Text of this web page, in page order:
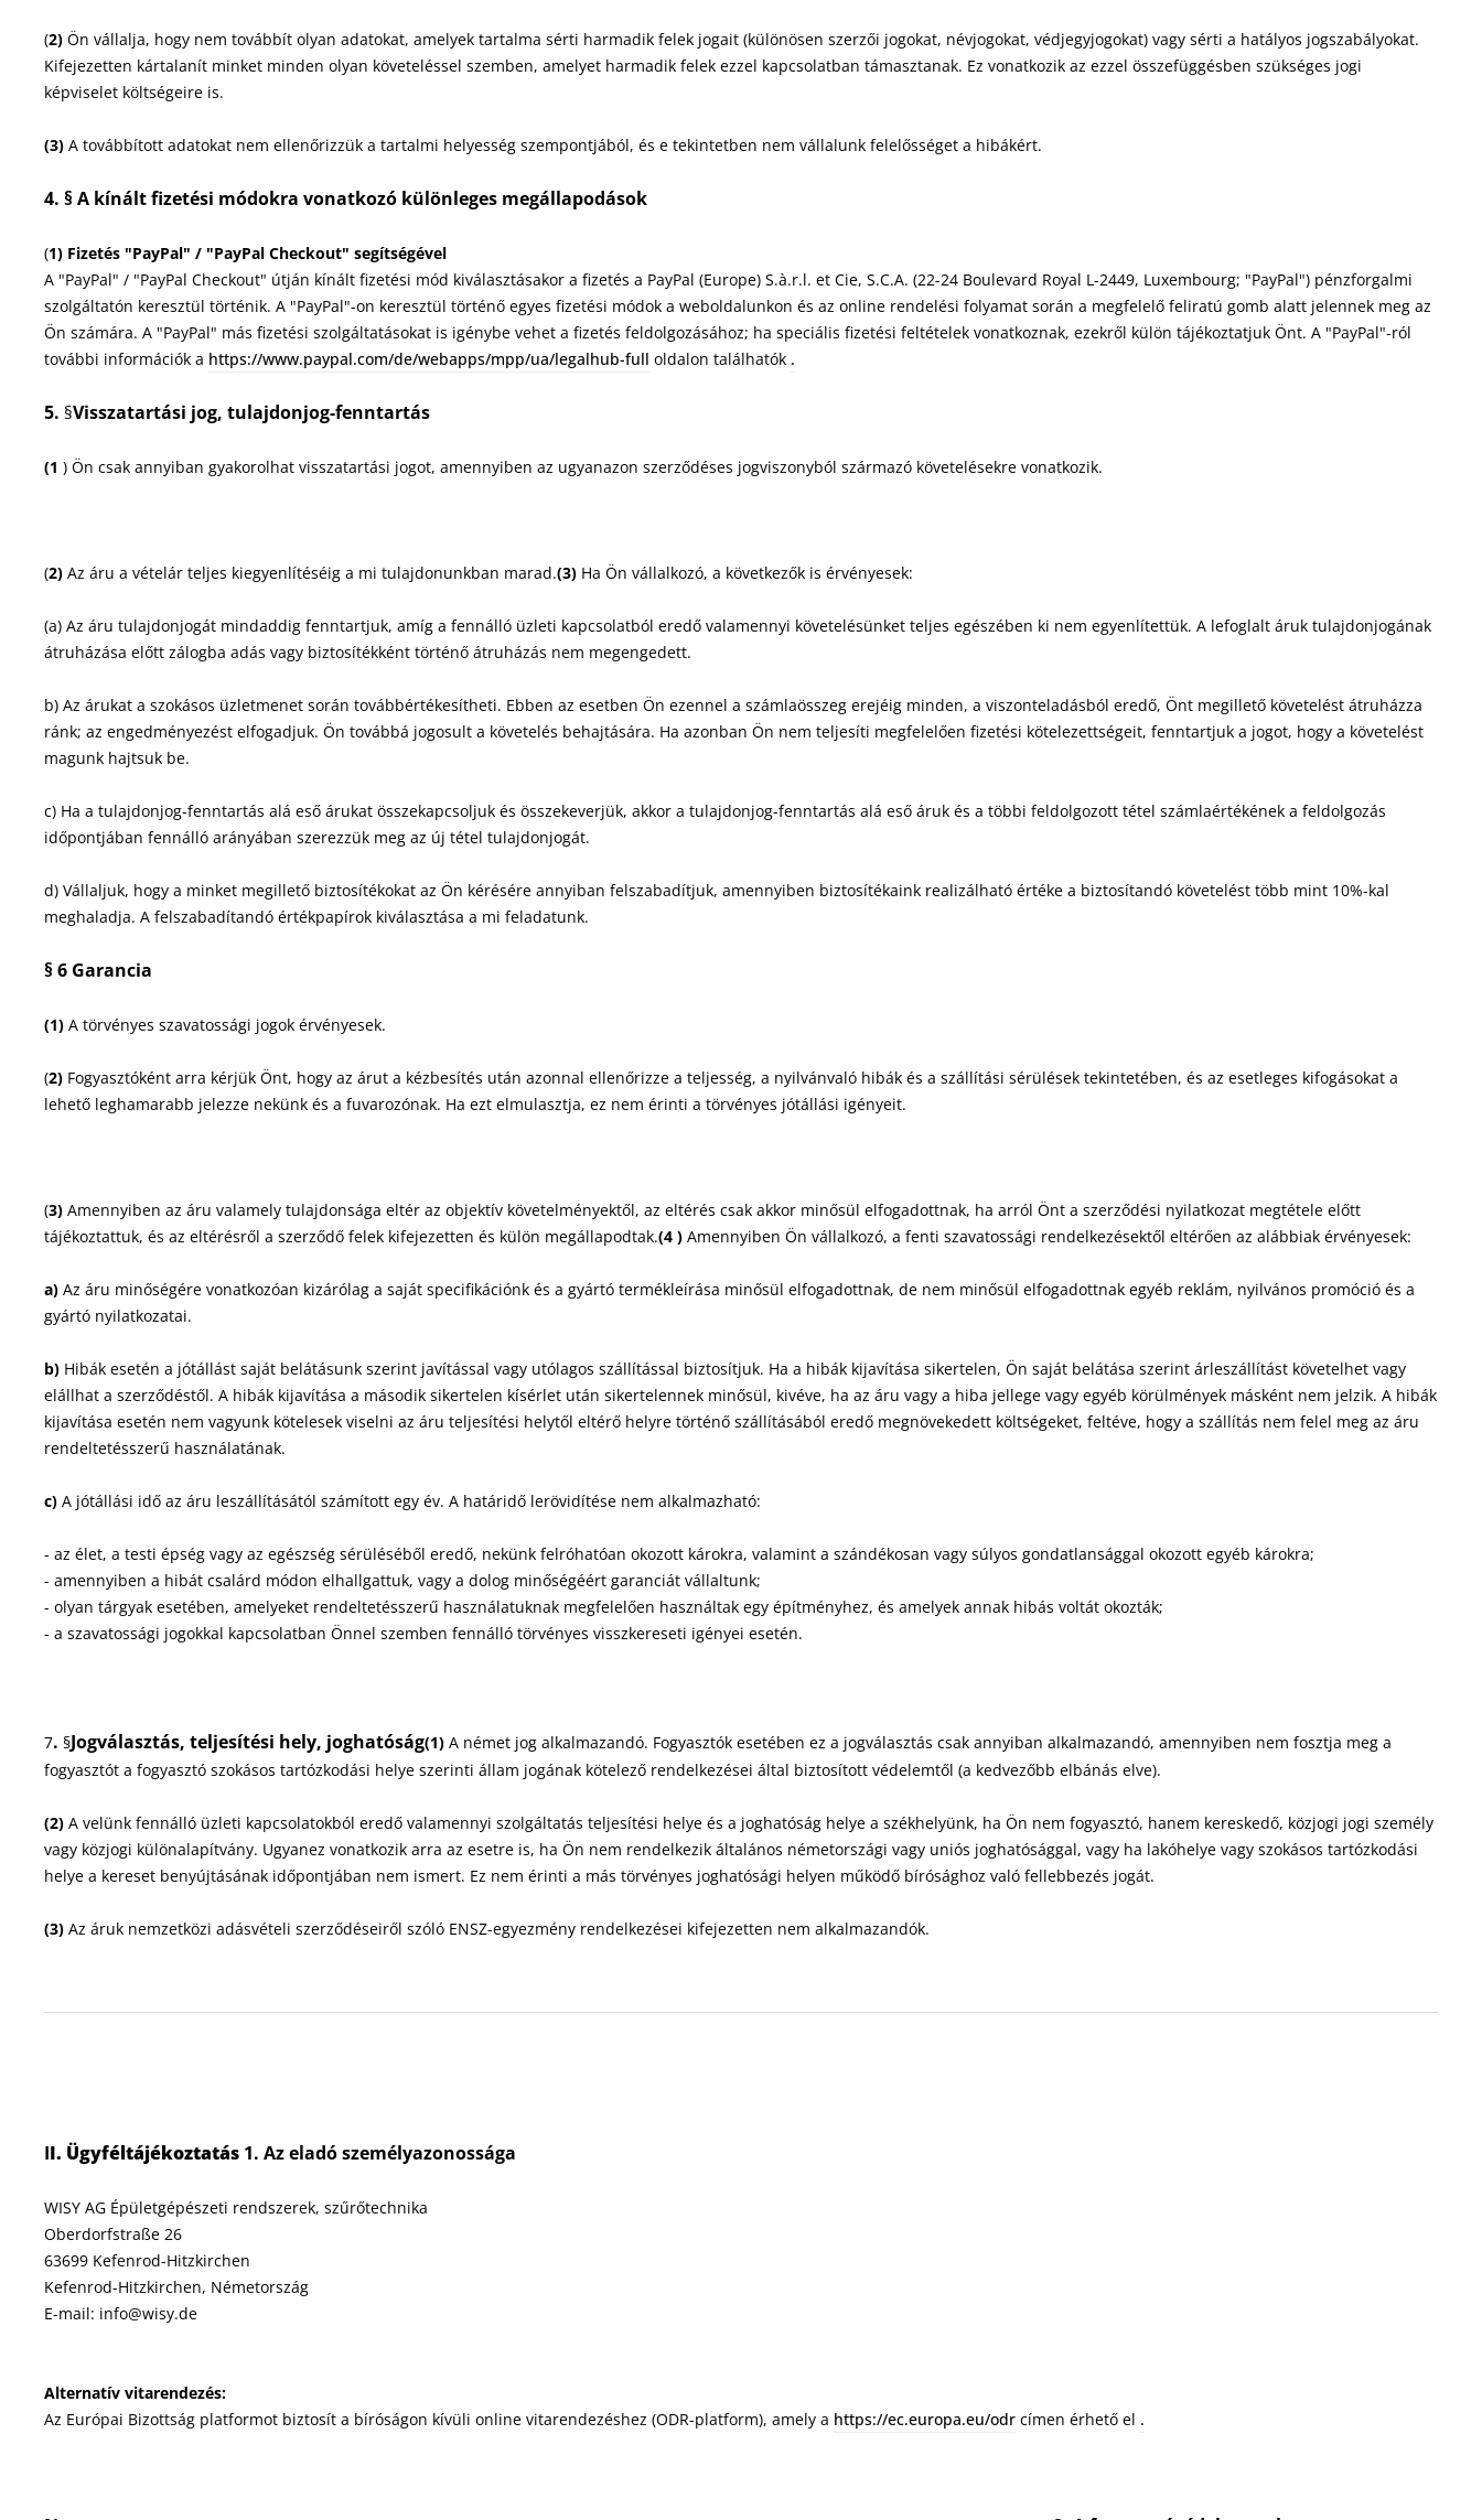
(2) Ön vállalja, hogy nem továbbít olyan adatokat, amelyek tartalma sérti harmadik felek jogait (különösen szerzői jogokat, névjogokat, védjegyjogokat) vagy sérti a hatályos jogszabályokat.
Kifejezetten kártalanít minket minden olyan követeléssel szemben, amelyet harmadik felek ezzel kapcsolatban támasztanak. Ez vonatkozik az ezzel összefüggésben szükséges jogi
képviselet költségeire is.
(3) A továbbított adatokat nem ellenőrizzük a tartalmi helyesség szempontjából, és e tekintetben nem vállalunk felelősséget a hibákért.
4. § A kínált fizetési módokra vonatkozó különleges megállapodások
(1) Fizetés "PayPal" / "PayPal Checkout" segítségével
A "PayPal" / "PayPal Checkout" útján kínált fizetési mód kiválasztásakor a fizetés a PayPal (Europe) S.à.r.l. et Cie, S.C.A. (22-24 Boulevard Royal L-2449, Luxembourg; "PayPal") pénzforgalmi
szolgáltatón keresztül történik. A "PayPal"-on keresztül történő egyes fizetési módok a weboldalunkon és az online rendelési folyamat során a megfelelő feliratú gomb alatt jelennek meg az
Ön számára. A "PayPal" más fizetési szolgáltatásokat is igénybe vehet a fizetés feldolgozásához; ha speciális fizetési feltételek vonatkoznak, ezekről külön tájékoztatjuk Önt. A "PayPal"-ról
további információk a https://www.paypal.com/de/webapps/mpp/ua/legalhub-full oldalon találhatók .
5. §Visszatartási jog, tulajdonjog-fenntartás
(1 ) Ön csak annyiban gyakorolhat visszatartási jogot, amennyiben az ugyanazon szerződéses jogviszonyból származó követelésekre vonatkozik.
(2) Az áru a vételár teljes kiegyenlítéséig a mi tulajdonunkban marad.(3) Ha Ön vállalkozó, a következők is érvényesek:
(a) Az áru tulajdonjogát mindaddig fenntartjuk, amíg a fennálló üzleti kapcsolatból eredő valamennyi követelésünket teljes egészében ki nem egyenlítettük. A lefoglalt áruk tulajdonjogának
átruházása előtt zálogba adás vagy biztosítékként történő átruházás nem megengedett.
b) Az árukat a szokásos üzletmenet során továbbértékesítheti. Ebben az esetben Ön ezennel a számlaösszeg erejéig minden, a viszonteladásból eredő, Önt megillető követelést átruházza
ránk; az engedményezést elfogadjuk. Ön továbbá jogosult a követelés behajtására. Ha azonban Ön nem teljesíti megfelelően fizetési kötelezettségeit, fenntartjuk a jogot, hogy a követelést
magunk hajtsuk be.
c) Ha a tulajdonjog-fenntartás alá eső árukat összekapcsoljuk és összekeverjük, akkor a tulajdonjog-fenntartás alá eső áruk és a többi feldolgozott tétel számlaértékének a feldolgozás
időpontjában fennálló arányában szerezzük meg az új tétel tulajdonjogát.
d) Vállaljuk, hogy a minket megillető biztosítékokat az Ön kérésére annyiban felszabadítjuk, amennyiben biztosítékaink realizálható értéke a biztosítandó követelést több mint 10%-kal
meghaladja. A felszabadítandó értékpapírok kiválasztása a mi feladatunk.
§ 6 Garancia
(1) A törvényes szavatossági jogok érvényesek.
(2) Fogyasztóként arra kérjük Önt, hogy az árut a kézbesítés után azonnal ellenőrizze a teljesség, a nyilvánvaló hibák és a szállítási sérülések tekintetében, és az esetleges kifogásokat a
lehető leghamarabb jelezze nekünk és a fuvarozónak. Ha ezt elmulasztja, ez nem érinti a törvényes jótállási igényeit.
(3) Amennyiben az áru valamely tulajdonsága eltér az objektív követelményektől, az eltérés csak akkor minősül elfogadottnak, ha arról Önt a szerződési nyilatkozat megtétele előtt
tájékoztattuk, és az eltérésről a szerződő felek kifejezetten és külön megállapodtak.(4 ) Amennyiben Ön vállalkozó, a fenti szavatossági rendelkezésektől eltérően az alábbiak érvényesek:
a) Az áru minőségére vonatkozóan kizárólag a saját specifikációnk és a gyártó termékleírása minősül elfogadottnak, de nem minősül elfogadottnak egyéb reklám, nyilvános promóció és a
gyártó nyilatkozatai.
b) Hibák esetén a jótállást saját belátásunk szerint javítással vagy utólagos szállítással biztosítjuk. Ha a hibák kijavítása sikertelen, Ön saját belátása szerint árleszállítást követelhet vagy
elállhat a szerződéstől. A hibák kijavítása a második sikertelen kísérlet után sikertelennek minősül, kivéve, ha az áru vagy a hiba jellege vagy egyéb körülmények másként nem jelzik. A hibák
kijavítása esetén nem vagyunk kötelesek viselni az áru teljesítési helytől eltérő helyre történő szállításából eredő megnövekedett költségeket, feltéve, hogy a szállítás nem felel meg az áru
rendeltetésszerű használatának.
c) A jótállási idő az áru leszállításától számított egy év. A határidő lerövidítése nem alkalmazható:
- az élet, a testi épség vagy az egészség sérüléséből eredő, nekünk felróhatóan okozott károkra, valamint a szándékosan vagy súlyos gondatlansággal okozott egyéb károkra;
- amennyiben a hibát csalárd módon elhallgattuk, vagy a dolog minőségéért garanciát vállaltunk;
- olyan tárgyak esetében, amelyeket rendeltetésszerű használatuknak megfelelően használtak egy építményhez, és amelyek annak hibás voltát okozták;
- a szavatossági jogokkal kapcsolatban Önnel szemben fennálló törvényes visszkereseti igényei esetén.
7. §Jogválasztás, teljesítési hely, joghatóság(1) A német jog alkalmazandó. Fogyasztók esetében ez a jogválasztás csak annyiban alkalmazandó, amennyiben nem fosztja meg a
fogyasztót a fogyasztó szokásos tartózkodási helye szerinti állam jogának kötelező rendelkezései által biztosított védelemtől (a kedvezőbb elbánás elve).
(2) A velünk fennálló üzleti kapcsolatokból eredő valamennyi szolgáltatás teljesítési helye és a joghatóság helye a székhelyünk, ha Ön nem fogyasztó, hanem kereskedő, közjogi jogi személy
vagy közjogi különalapítvány. Ugyanez vonatkozik arra az esetre is, ha Ön nem rendelkezik általános németországi vagy uniós joghatósággal, vagy ha lakóhelye vagy szokásos tartózkodási
helye a kereset benyújtásának időpontjában nem ismert. Ez nem érinti a más törvényes joghatósági helyen működő bírósághoz való fellebbezés jogát.
(3) Az áruk nemzetközi adásvételi szerződéseiről szóló ENSZ-egyezmény rendelkezései kifejezetten nem alkalmazandók.
II. Ügyféltájékoztatás 1. Az eladó személyazonossága
WISY AG Épületgépészeti rendszerek, szűrőtechnika
Oberdorfstraße 26
63699 Kefenrod-Hitzkirchen
Kefenrod-Hitzkirchen, Németország
E-mail: info@wisy.de
Alternatív vitarendezés:
Az Európai Bizottság platformot biztosít a bíróságon kívüli online vitarendezéshez (ODR-platform), amely a https://ec.europa.eu/odr címen érhető el .